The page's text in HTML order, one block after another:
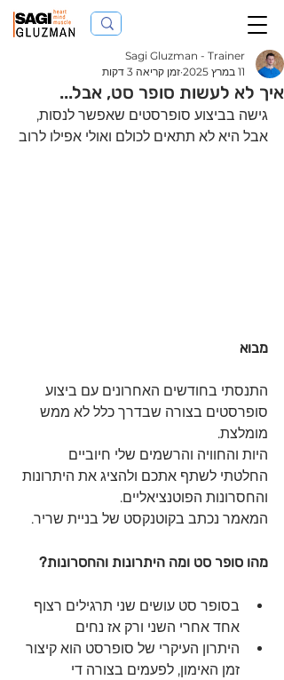
איך לא לעשות סופר סט, אבל...
Sagi Gluzman - Trainer
11 במרץ 2025
זמן קריאה 3 דקות
גישה בביצוע סופרסטים שאפשר לנסות,
אבל היא לא תתאים לכולם ואולי אפילו לרוב
מבוא
התנסתי בחודשים האחרונים עם ביצוע
סופרסטים בצורה שבדרך כלל לא ממש
מומלצת.
היות והחוויה והרשמים שלי חיוביים
החלטתי לשתף אתכם ולהציג את היתרונות
והחסרונות הפוטנציאליים.
המאמר נכתב בקוטנקסט של בניית שריר.
מהו סופר סט ומה היתרונות והחסרונות?
בסופר סט עושים שני תרגילים רצוף
אחד אחרי השני ורק אז נחים
היתרון העיקרי של סופרסט הוא קיצור
זמן האימון, לפעמים בצורה די